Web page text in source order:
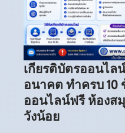
เกียรติบัตรออนไล
อนาคต ทำครบ 10
ออนไลน์ฟรี ห้องส
วังน้อย